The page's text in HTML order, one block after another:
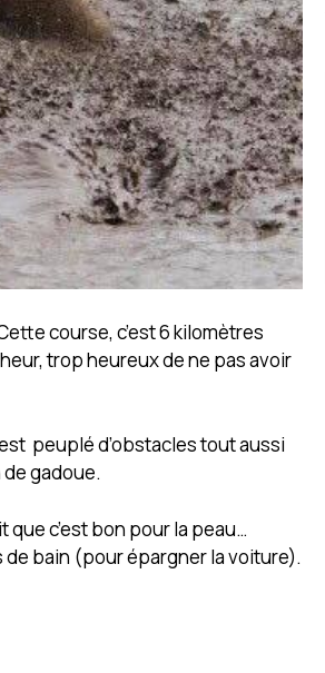
course, c’est 6 kilomètres
trop heureux de ne pas avoir
peuplé d’obstacles tout aussi
gadoue.
c’est bon pour la peau…
bain (pour épargner la voiture).